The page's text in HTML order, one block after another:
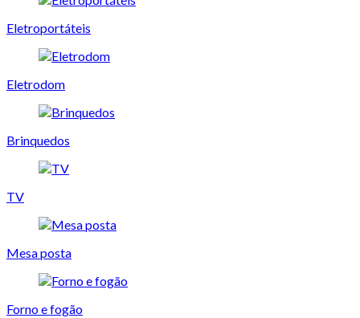
Eletroportáteis
Eletrodom
Brinquedos
TV
Mesa posta
Forno e fogão